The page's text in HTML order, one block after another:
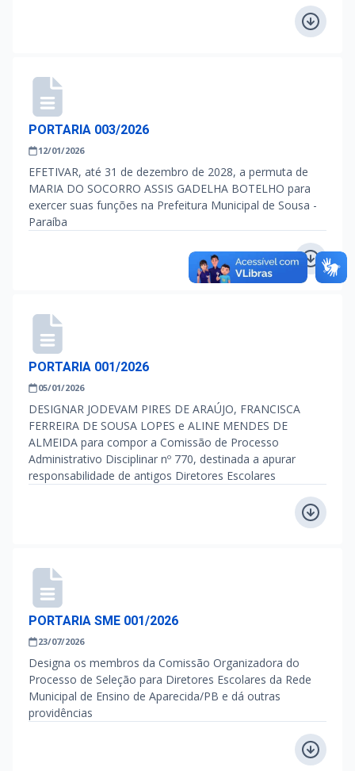
PORTARIA 003/2026
12/01/2026
EFETIVAR, até 31 de dezembro de 2028, a permuta de
MARIA DO SOCORRO ASSIS GADELHA BOTELHO para
exercer suas funções na Prefeitura Municipal de Sousa -
Paraíba
PORTARIA 001/2026
05/01/2026
DESIGNAR JODEVAM PIRES DE ARAÚJO, FRANCISCA
FERREIRA DE SOUSA LOPES e ALINE MENDES DE
ALMEIDA para compor a Comissão de Processo
Administrativo Disciplinar nº 770, destinada a apurar
responsabilidade de antigos Diretores Escolares
PORTARIA SME 001/2026
23/07/2026
Designa os membros da Comissão Organizadora do
Processo de Seleção para Diretores Escolares da Rede
Municipal de Ensino de Aparecida/PB e dá outras
providências